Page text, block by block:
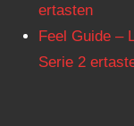
ertasten
Feel Guide –
Serie 2